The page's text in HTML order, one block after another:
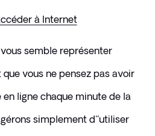
à Internet
semble représenter
vous ne pensez pas avoir
ligne chaque minute de la
simplement d''utiliser